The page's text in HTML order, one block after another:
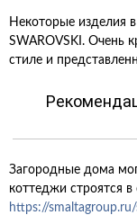
Некоторые изделия
SWAROVSKI. Очень
стиле и
Загородные дома
коттеджи строятся в
https://